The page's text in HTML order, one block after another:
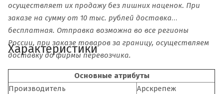
осуществляет их продажу без лишних наценок. При
заказе на сумму от 10 тыс. рублей доставка
бесплатная. Отправка возможна во все регионы
России, при заказе товаров за границу, осуществляем
доставку до фирмы перевозчика.
Характеристики
Основные атрибуты
Производитель
Арскрепеж